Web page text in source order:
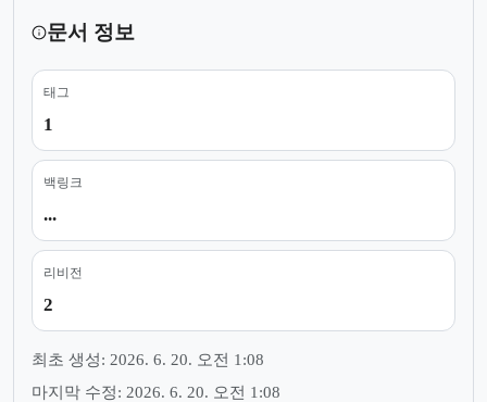
문서 정보
태그
1
백링크
...
리비전
2
최초 생성: 2026. 6. 20. 오전 1:08
마지막 수정: 2026. 6. 20. 오전 1:08